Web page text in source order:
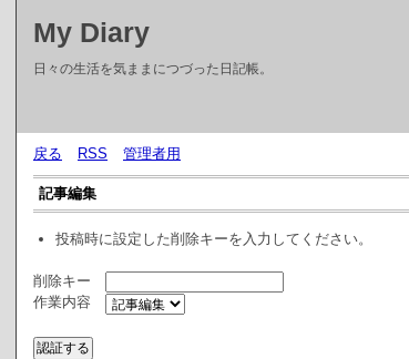
My Diary
日々の生活を気ままにつづった日記帳。
戻る RSS 管理者用
記事編集
投稿時に設定した削除キーを入力してください。
削除キー
作業内容